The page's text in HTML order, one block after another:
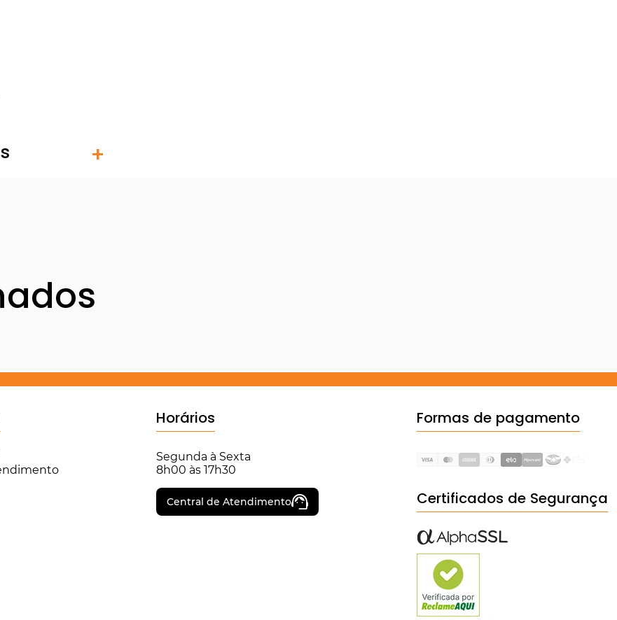
Horários
Segunda à Sexta
8h00 às 17h30
Central de Atendimento
Formas de pagamento
Certificados de Segurança